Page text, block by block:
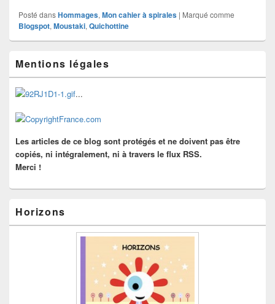
Posté dansHommages, Mon cahier à spirales | Marqué comme
Blogspot, Moustaki, Quichottine
principale
de
widget
pour
barre
Mentions légales
...
Les articles de ce blog sont protégés et ne doivent pas être
copiés, ni intégralement, ni à travers le flux RSS.
Merci !
Horizons